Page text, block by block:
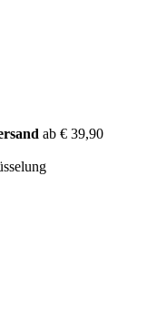
ab € 39,90